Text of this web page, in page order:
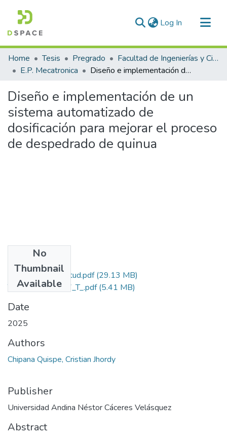
Log In (current)
Communities & Collections
All of DSpace
Home Tesis Pregrado
Facultad de Ingenierías y Ciencias Puras
E.P. Mecatronica
Diseño e implementación de un sistema automatizado de dosificación para mejorar el proceso de despedrado de quinua
Diseño e implementación de un
sistema automatizado de
dosificación para mejorar el proceso
de despedrado de quinua
No
Thumbnail
Available
Grado de Similitud.pdf(29.13 MB)
T036_76791617_T_.pdf(5.41 MB)
Date
2025
Authors
Chipana Quispe, Cristian Jhordy
Publisher
Universidad Andina Néstor Cáceres Velásquez
Abstract